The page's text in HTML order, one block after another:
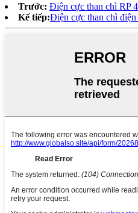
Trước: Điện cực than chì RP
Kế tiếp:Điện cực than chì